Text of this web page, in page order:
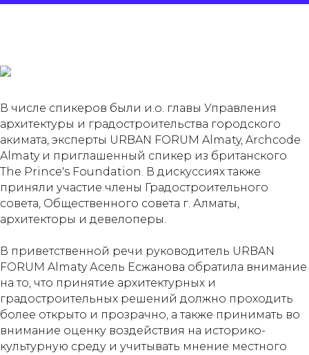
В числе спикеров были и.о. главы Управления
архитектуры и градостроительства городского
акимата, эксперты URBAN FORUM Almaty, Archcode
Almaty и приглашенный спикер из британского
The Prince's Foundation. В дискуссиях также
приняли участие члены Градостроительного
совета, Общественного совета г. Алматы,
архитекторы и девелоперы.
В приветственной речи руководитель URBAN
FORUM Almaty Асель Есжанова обратила внимание
на то, что принятие архитектурных и
градостроительных решений должно проходить
более открыто и прозрачно, а также принимать во
внимание оценку воздействия на историко-
культурную среду и учитывать мнение местного